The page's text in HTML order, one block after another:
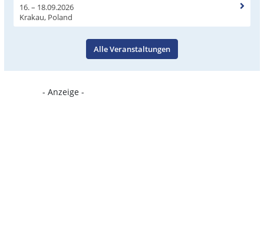
16. – 18.09.2026
Krakau, Poland
Alle Veranstaltungen
- Anzeige -